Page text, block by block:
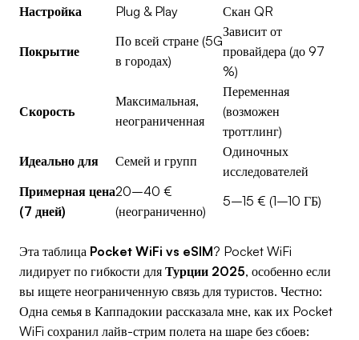
Настройка
Plug & Play Скан QR
Покрытие
По всей стране (5G
в городах)
Зависит от
провайдера (до 97
%)
Скорость
Максимальная,
неограниченная
Переменная
(возможен
троттлинг)
Идеально для
Семей и групп
Одиночных
исследователей
Примерная цена
(7 дней)
20–40 €
(неограниченно)
5–15 € (1–10 ГБ)
Эта таблица Pocket WiFi vs eSIM? Pocket WiFi
лидирует по гибкости для Турции 2025, особенно если
вы ищете неограниченную связь для туристов. Честно:
Одна семья в Каппадокии рассказала мне, как их Pocket
WiFi сохранил лайв-стрим полета на шаре без сбоев: